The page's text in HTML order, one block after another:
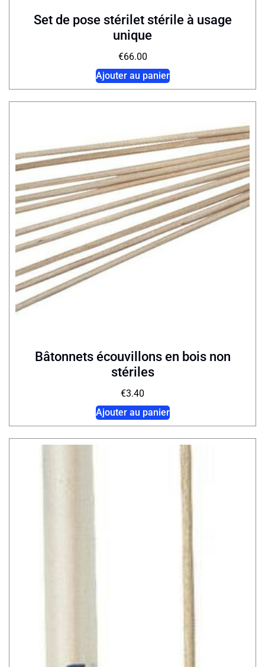
Set de pose stérilet stérile à usage
unique
€66.00
Ajouter au panier
Bâtonnets écouvillons en bois non
stériles
€3.40
Ajouter au panier